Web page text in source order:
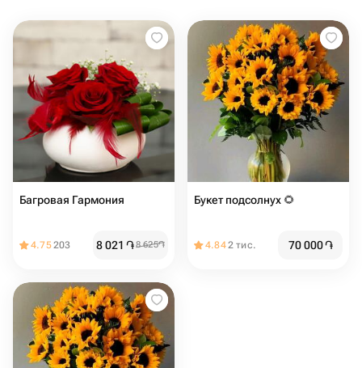
Багровая Гармония
4.75203 8 021 ֏8 625֏
Букет подсолнух 🌻
4.842 тис. 70 000֏